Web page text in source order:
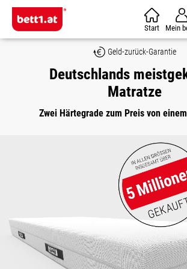
Zum Hauptinhalt springen
Start Mein
Geld-zurück-Garantie
Deutschlands
Matratze
Zwei Härtegrade zum Preis von